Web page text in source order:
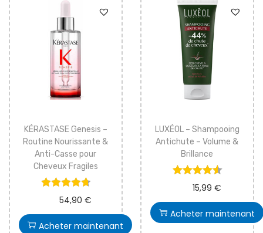
KÉRASTASE Genesis –
Routine Nourissante &
Anti-Casse pour
Cheveux Fragiles
54,90 €
Acheter maintenant
LUXÉOL – Shampooing
Antichute – Volume &
Brillance
15,99 €
Acheter maintenant